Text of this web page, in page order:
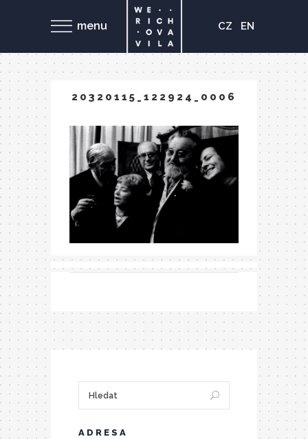
menu CZ EN
20320115_122924_0006
ADRESA